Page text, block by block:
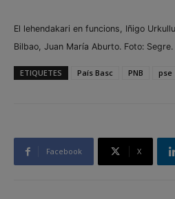
El lehendakari en funcions, Iñigo
Bilbao, Juan María Aburto. Foto: Segre.
ETIQUETES País Basc PNB pse
Facebook X